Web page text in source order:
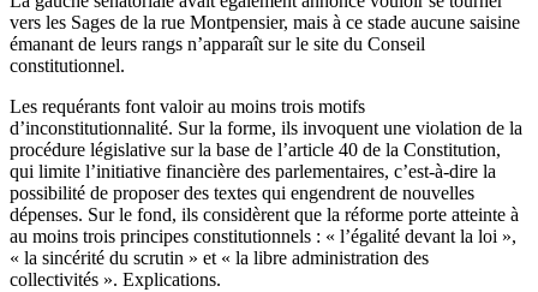
vers les Sages de la rue Montpensier, mais à ce stade aucune saisine
émanant de leurs rangs n’apparaît sur le site du Conseil
constitutionnel.
Les requérants font valoir au moins trois motifs
d’inconstitutionnalité. Sur la forme, ils invoquent une violation de la
procédure législative sur la base de l’article 40 de la Constitution,
qui limite l’initiative financière des parlementaires, c’est-à-dire la
possibilité de proposer des textes qui engendrent de nouvelles
dépenses. Sur le fond, ils considèrent que la réforme porte atteinte à
au moins trois principes constitutionnels : « l’égalité devant la loi »,
« la sincérité du scrutin » et « la libre administration des
collectivités ». Explications.